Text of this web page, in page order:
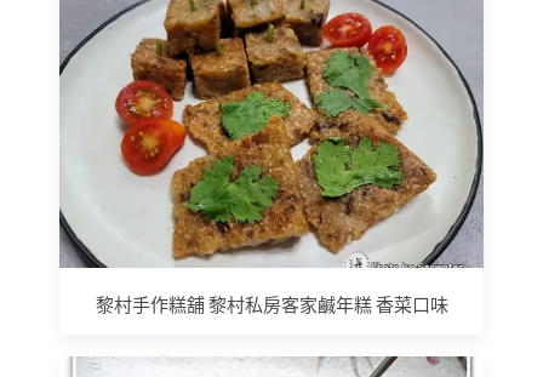
黎村手作糕舖 黎村私房客家鹹年糕 香菜口味